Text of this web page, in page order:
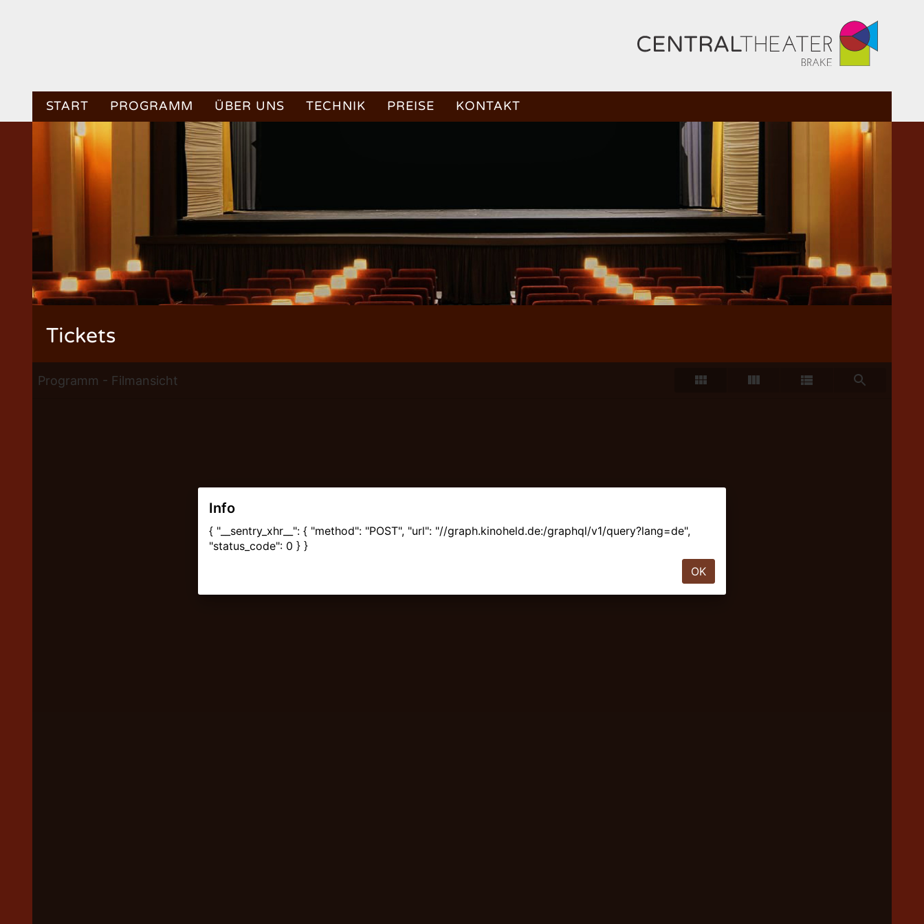
START PROGRAMM ÜBER UNS TECHNIK PREISE KONTAKT
Tickets